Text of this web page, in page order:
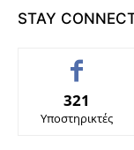
STAY
321
Υποστηρικτές